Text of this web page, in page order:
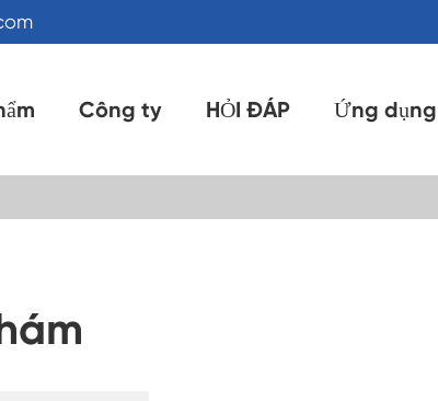
Công ty HỎI ĐÁP Ứng dụng